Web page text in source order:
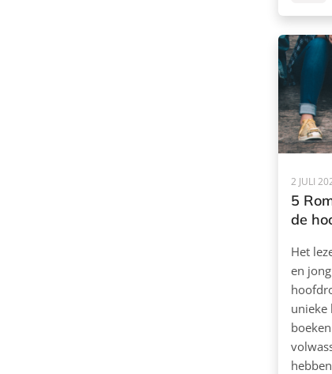
2 JULI
5
de
Het
en
unieke